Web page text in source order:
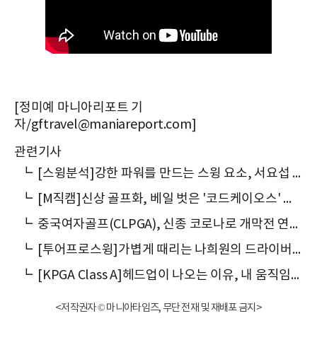
[정미예 마니아리포트 기
자/gftravel@maniareport.com]
관련기사
┗
[스윙분석]강한 파워를 만드는 스윙 요소, 서요섭 드라이버 스윙
┗
[M직캠]신상 골프화, 베일 벗은 '코드케이오스' 공개
┗
중국여자골프(CLPGA), 신종 코로나로 개막전 연기...스케줄 조정
┗
[투어프로스윙]가볍게 때리는 나희원의 드라이버 스윙
┗
[KPGA Class A]헤드업이 나오는 이유, 내 움직임을 보려면?
<저작권자 © 마니아타임즈, 무단 전재 및 재배포 금지>